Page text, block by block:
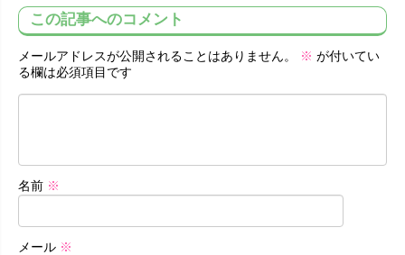
この記事へのコメント
メールアドレスが公開されることはありません。 ※ が付いてい
る欄は必須項目です
名前 ※
メール ※